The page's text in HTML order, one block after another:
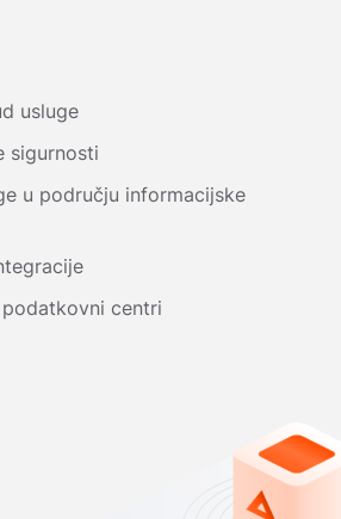
usluge
sigurnosti
u području informacijske
centri